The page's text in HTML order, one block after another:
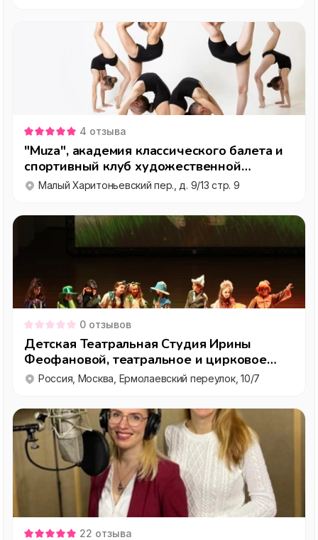
4 отзыва
"Muza", академия классического балета и
спортивный клуб художественной
гимнастики
Малый Харитоньевский пер., д. 9/13 стр. 9
0 отзывов
Детская Театральная Студия Ирины
Феофановой, театральное и цирковое
образование
Россия, Москва, Ермолаевский переулок, 10/7
22 отзыва